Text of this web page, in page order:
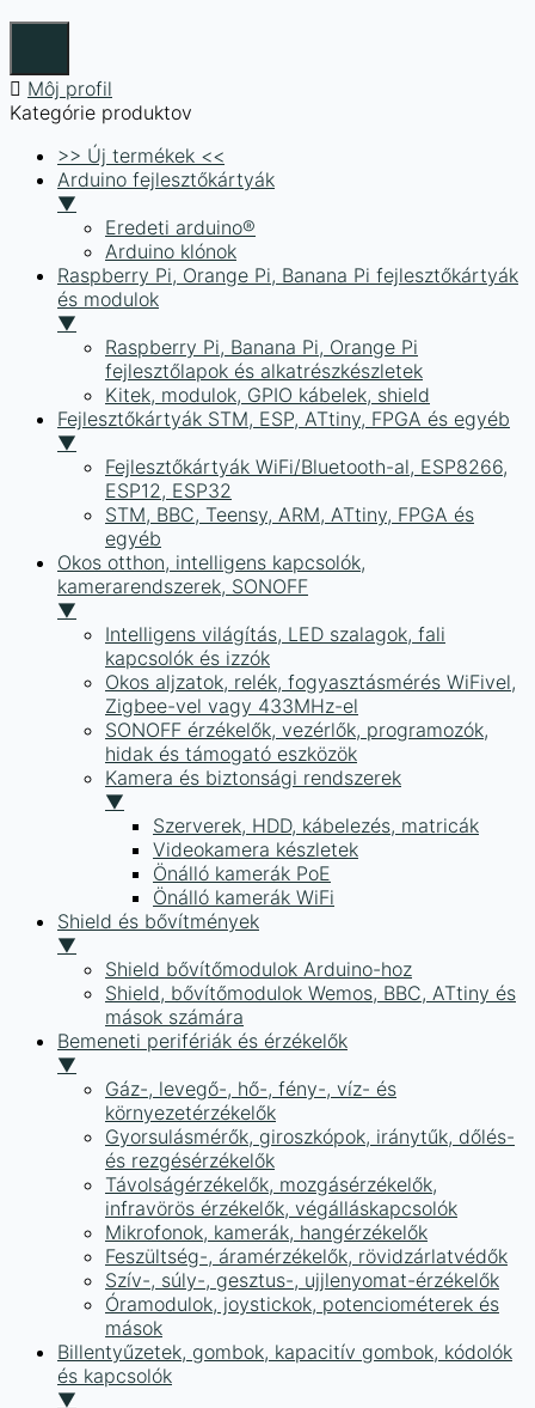
Môj profil
Kategórie produktov
>> Új termékek <<
Arduino fejlesztőkártyák
▼
Eredeti arduino®
Arduino klónok
Raspberry Pi, Orange Pi, Banana Pi fejlesztőkártyák
és modulok
▼
Raspberry Pi, Banana Pi, Orange Pi
fejlesztőlapok és alkatrészkészletek
Kitek, modulok, GPIO kábelek, shield
Fejlesztőkártyák STM, ESP, ATtiny, FPGA és egyéb
▼
Fejlesztőkártyák WiFi/Bluetooth-al, ESP8266,
ESP12, ESP32
STM, BBC, Teensy, ARM, ATtiny, FPGA és
egyéb
Okos otthon, intelligens kapcsolók,
kamerarendszerek, SONOFF
▼
Intelligens világítás, LED szalagok, fali
kapcsolók és izzók
Okos aljzatok, relék, fogyasztásmérés WiFivel,
Zigbee-vel vagy 433MHz-el
SONOFF érzékelők, vezérlők, programozók,
hidak és támogató eszközök
Kamera és biztonsági rendszerek
▼
Szerverek, HDD, kábelezés, matricák
Videokamera készletek
Önálló kamerák PoE
Önálló kamerák WiFi
Shield és bővítmények
▼
Shield bővítőmodulok Arduino-hoz
Shield, bővítőmodulok Wemos, BBC, ATtiny és
mások számára
Bemeneti perifériák és érzékelők
▼
Gáz-, levegő-, hő-, fény-, víz- és
környezetérzékelők
Gyorsulásmérők, giroszkópok, iránytűk, dőlés-
és rezgésérzékelők
Távolságérzékelők, mozgásérzékelők,
infravörös érzékelők, végálláskapcsolók
Mikrofonok, kamerák, hangérzékelők
Feszültség-, áramérzékelők, rövidzárlatvédők
Szív-, súly-, gesztus-, ujjlenyomat-érzékelők
Óramodulok, joystickok, potenciométerek és
mások
Billentyűzetek, gombok, kapacitív gombok, kódolók
és kapcsolók
▼